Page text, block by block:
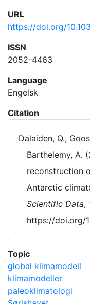
URL
https://doi.org/
ISSN
2052-4463
Language
Engelsk
Citation
Dalaiden, Q.,
Barthelemy, A.
reconstruction
Antarctic
Scientific Data,
https://doi.org/
Topic
global klimamodell
klimamodeller
paleoklimatologi